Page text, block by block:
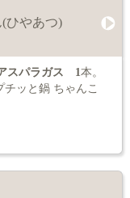
ひやあつ)
スパラガス 1 本。
ッと鍋 ちゃんこ